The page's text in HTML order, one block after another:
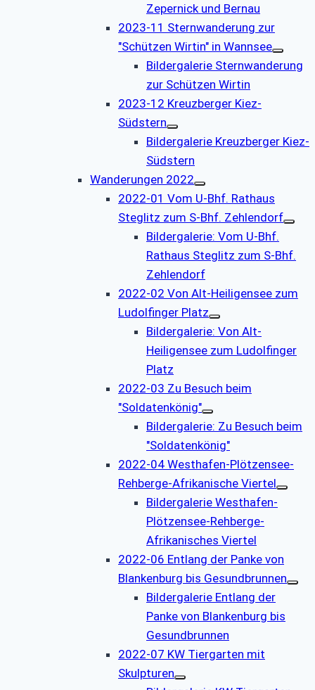
Zepernick und Bernau
2023-11 Sternwanderung zur
"Schützen Wirtin" in Wannsee
Bildergalerie Sternwanderung
zur Schützen Wirtin
2023-12 Kreuzberger Kiez-
Südstern
Bildergalerie Kreuzberger Kiez-
Südstern
Wanderungen 2022
2022-01 Vom U-Bhf. Rathaus
Steglitz zum S-Bhf. Zehlendorf
Bildergalerie: Vom U-Bhf.
Rathaus Steglitz zum S-Bhf.
Zehlendorf
2022-02 Von Alt-Heiligensee zum
Ludolfinger Platz
Bildergalerie: Von Alt-
Heiligensee zum Ludolfinger
Platz
2022-03 Zu Besuch beim
"Soldatenkönig"
Bildergalerie: Zu Besuch beim
"Soldatenkönig"
2022-04 Westhafen-Plötzensee-
Rehberge-Afrikanische Viertel
Bildergalerie Westhafen-
Plötzensee-Rehberge-
Afrikanisches Viertel
2022-06 Entlang der Panke von
Blankenburg bis Gesundbrunnen
Bildergalerie Entlang der
Panke von Blankenburg bis
Gesundbrunnen
2022-07 KW Tiergarten mit
Skulpturen